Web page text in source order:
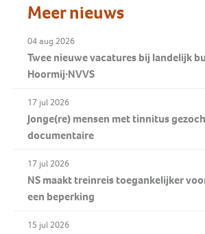
Meer nieuws
04 aug 2026
Twee nieuwe vacatures bij landelijk
Hoormij∙NVVS
17 jul 2026
Jonge(re) mensen met tinnitus
documentaire
17 jul 2026
NS maakt treinreis toegankelijker
een beperking
15 jul 2026